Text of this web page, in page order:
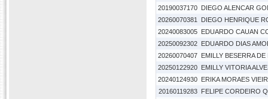
20190037170 DIEGO ALENCAR
20260070381
DIEGO HENRIQUE
20240083005 EDUARDO CAUAN
20250092302 EDUARDO DIAS
20260070407 EMILLY BESERRA DE
20250122920 EMILLY VITORIA
20240124930 ERIKA MORAES
20160119283
FELIPE CORDEIRO